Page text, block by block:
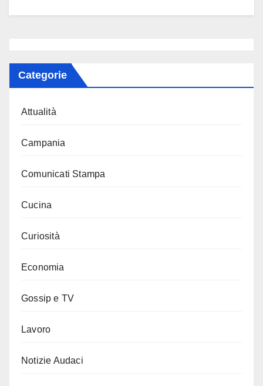
Categorie
Attualità
Campania
Comunicati Stampa
Cucina
Curiosità
Economia
Gossip e TV
Lavoro
Notizie Audaci